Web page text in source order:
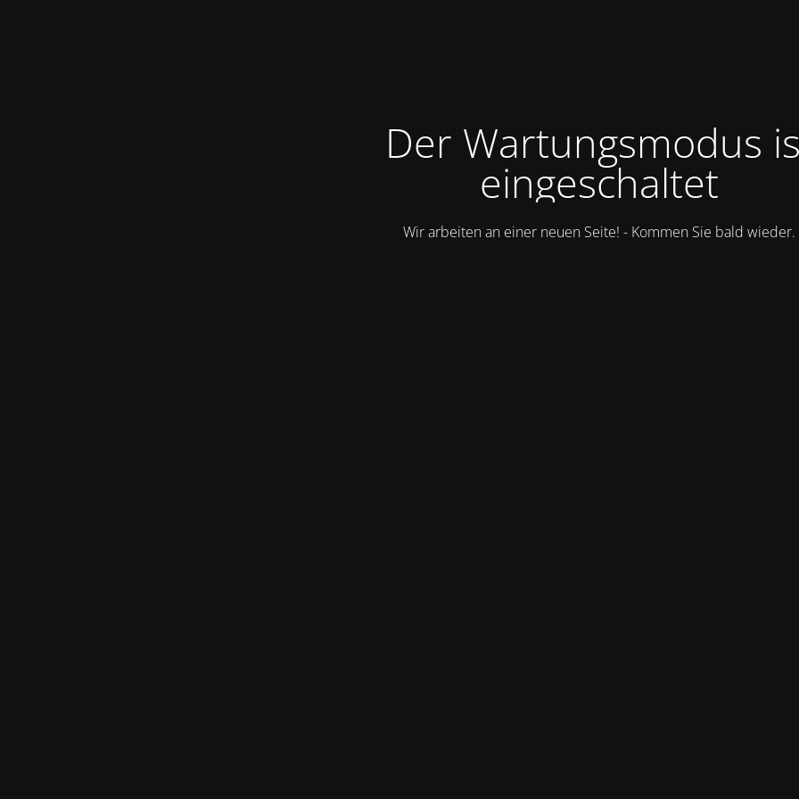
Der Wartungsmodus
eingeschaltet
Wir arbeiten an einer neuen Seite! - Kommen Sie bald wieder.